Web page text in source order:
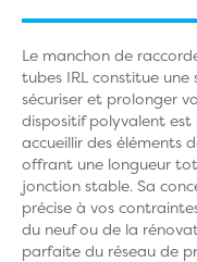
Le manchon de
tubes IRL constitue
sécuriser et prolonger
dispositif polyvalent
accueillir des éléments
offrant une longueur
jonction stable. Sa
précise à vos
du neuf ou de la
parfaite du réseau de